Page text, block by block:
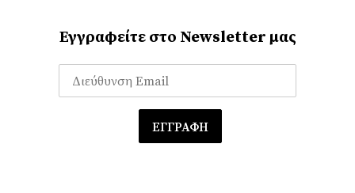
Εγγραφείτε στο Newsletter μας